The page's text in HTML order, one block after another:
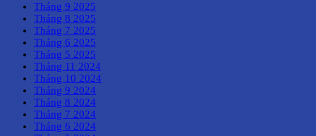
Tháng 9 2025
Tháng 8 2025
Tháng 7 2025
Tháng 6 2025
Tháng 5 2025
Tháng 11 2024
Tháng 10 2024
Tháng 9 2024
Tháng 8 2024
Tháng 7 2024
Tháng 6 2024